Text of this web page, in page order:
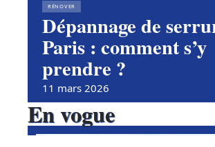
RÉNOVER
Dépannage de
Paris : comment s’y
prendre ?
11 mars 2026
En vogue